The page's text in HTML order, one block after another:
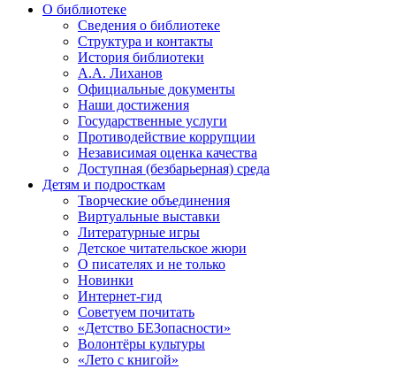
О библиотеке
Сведения о библиотеке
Структура и контакты
История библиотеки
А.А. Лиханов
Официальные документы
Наши достижения
Государственные услуги
Противодействие коррупции
Независимая оценка качества
Доступная (безбарьерная) среда
Детям и подросткам
Творческие объединения
Виртуальные выставки
Литературные игры
Детское читательское жюри
О писателях и не только
Новинки
Интернет-гид
Советуем почитать
«Детство БЕЗопасности»
Волонтёры культуры
«Лето с книгой»